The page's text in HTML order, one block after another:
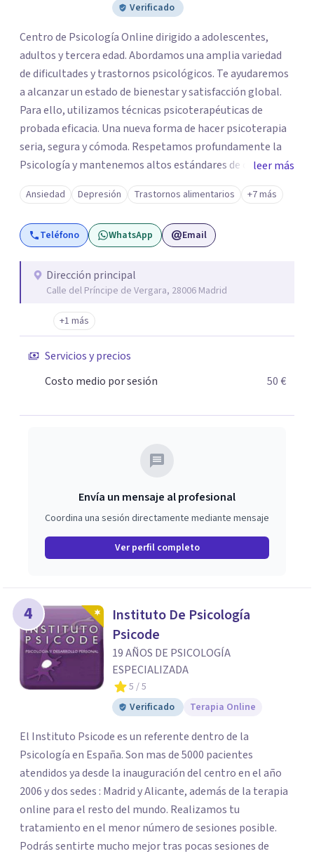
Verificado
Centro de Psicología Online dirigido a adolescentes,
adultos y tercera edad. Abordamos una amplia variedad
de dificultades y trastornos psicológicos. Te ayudaremos
a alcanzar un estado de bienestar y satisfacción global.
Para ello, utilizamos técnicas psicoterapéuticas de
probada eficacia. Una nueva forma de hacer psicoterapia
seria, segura y cómoda. Respetamos profundamente la
Psicología y mantenemos altos estándares de calidad.
Proporcionamos un servicio de vital importancia dónde
el cliente es la principal razón de nuestra existencia. Cada
cliente es único y el tratamiento será personalizado. Te
sentirás comprendido, respetado y jamás juzgado. Los
formación de alta calidad, además de todas las
acreditaciones necesarias para el ejercicio de la
psicología. La modalidad Online es tan eficaz como la
modalidad presencial, cómoda, segura e íntima. Puede
confianza y ofrece la posibilidad de establecer una buena
alianza terapéutica. Aporta una amplia compatibilidad
regularidad, el seguimiento y ahorrarás tiempo y dinero.
leer más
Ansiedad Depresión Trastornos alimentarios +7 más
Teléfono WhatsApp Email
Dirección principal
Calle del Príncipe de Vergara, 28006 Madrid
+1 más
Servicios y precios
Costo medio por sesión
50 €
Envía un mensaje al profesional
Coordina una sesión directamente mediante mensaje
Ver perfil completo
4
Instituto De Psicología
Psicode
19 AÑOS DE PSICOLOGÍA
ESPECIALIZADA
5 / 5
Verificado
Terapia Online
El Instituto Psicode es un referente dentro de la
Psicología en España. Son mas de 5000 pacientes
atendidos ya desde la inauguración del centro en el año
2006 y dos sedes : Madrid y Alicante, además de la terapia
online para el resto del mundo. Realizamos tu
tratamiento en el menor número de sesiones posible.
Podrás sentirte mucho mejor tras pocas sesiones de